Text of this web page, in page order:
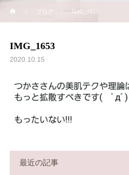
ブログ IMG_1653
IMG_1653
2020.10.15
最近の記事